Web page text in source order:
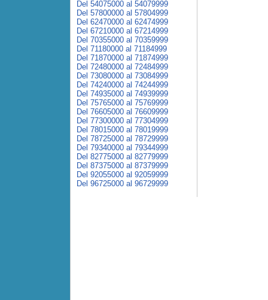
Del 54075000 al 54079999
Del 57800000 al 57804999
Del 62470000 al 62474999
Del 67210000 al 67214999
Del 70355000 al 70359999
Del 71180000 al 71184999
Del 71870000 al 71874999
Del 72480000 al 72484999
Del 73080000 al 73084999
Del 74240000 al 74244999
Del 74935000 al 74939999
Del 75765000 al 75769999
Del 76605000 al 76609999
Del 77300000 al 77304999
Del 78015000 al 78019999
Del 78725000 al 78729999
Del 79340000 al 79344999
Del 82775000 al 82779999
Del 87375000 al 87379999
Del 92055000 al 92059999
Del 96725000 al 96729999